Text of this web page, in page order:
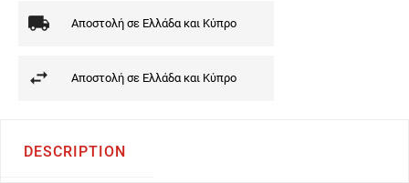
Αποστολή σε Ελλάδα και Κύπρο
Αποστολή σε Ελλάδα και Κύπρο
DESCRIPTION